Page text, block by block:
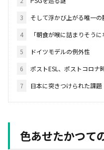
3
そして浮かび上がる唯一の
4
「朝食が喉に詰まりそう
5
ドイツモデルの例外性
6
ポストESL、ポストコロナ
7
日本に突きつけられた課題
色あせたかつて